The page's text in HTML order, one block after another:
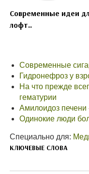
Современные идеи
лофт..
Современные
Гидронефроз у
На что прежде
гематурии
Амилоидоз
Одинокие люди
Специально для:
КЛЮЧЕВЫЕ СЛОВА